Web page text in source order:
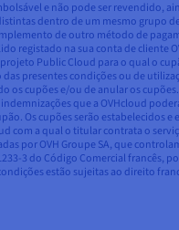
e não pode ser
dentro de um mesmo grupo
de outro método de
registado na sua conta de cliente
Public Cloud para o qual o
presentes condições ou de
os cupões e/ou de anular os
que a OVHcloud
Os cupões serão estabelecidos e
com a qual o titular contrata o
por OVH Groupe SA, que
3 do Código Comercial francês,
estão sujeitas ao direito